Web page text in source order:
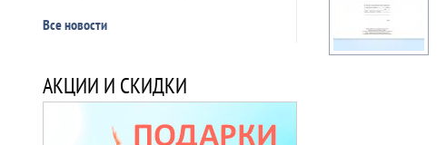
Все новости
АКЦИИ И СКИДКИ